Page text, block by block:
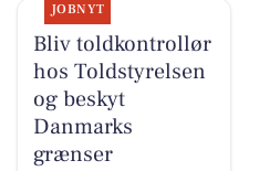
JOBNYT
Bliv toldkontrollør
hos Toldstyrelsen
og beskyt
Danmarks
grænser